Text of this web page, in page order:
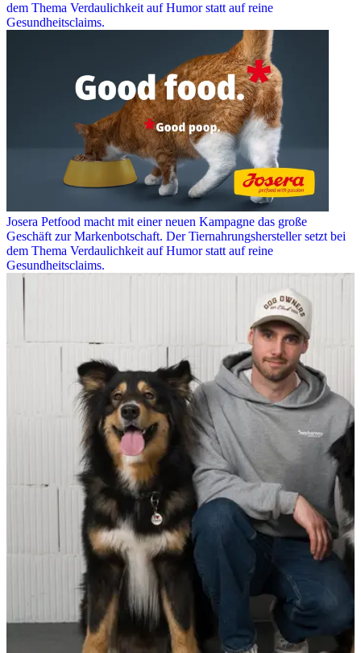
dem Thema Verdaulichkeit auf Humor statt auf reine
Gesundheitsclaims.
Josera Petfood macht mit einer neuen Kampagne das große
Geschäft zur Markenbotschaft. Der Tiernahrungshersteller setzt bei
dem Thema Verdaulichkeit auf Humor statt auf reine
Gesundheitsclaims.